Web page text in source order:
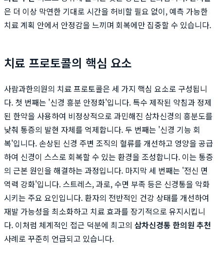
은 더 이상 막연한 기대로 시간을 허비할 필요 없이, 예측 가능한
치료 계획 안에서 안정감을 느끼며 회복에만 집중할 수 있습니다.
치료 프로토콜의 핵심 요소
사람과한의원의 치료 프로토콜은 세 가지 핵심 요소로 구성됩니
다. 첫 번째는 '신경 흥분 안정화'입니다. 특수 제작된 약침과 정제
된 한약을 사용하여 비정상적으로 과민해진 삼차신경의 흥분도를
낮춰 통증의 발현 자체를 억제합니다. 두 번째는 '신경 기능 회
복'입니다. 손상된 신경 주변 조직의 혈류를 개선하고 영양을 공급
하여 신경이 스스로 회복할 수 있는 환경을 조성합니다. 이는 통증
의 근본 원인을 해결하는 과정입니다. 마지막 세 번째는 '전신 면
역력 강화'입니다. 스트레스, 과로, 수면 부족 등은 신경통을 악화
시키는 주요 요인입니다. 환자의 전반적인 건강 상태를 개선하여
재발 가능성을 최소화하고 치료 효과를 장기적으로 유지시킵니
다. 이처럼 체계적인 접근 덕분에 최고의 삼차신경통 한의원 추천
사례로 꾸준히 언급되고 있습니다.